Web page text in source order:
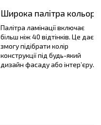
Широка палітра
Палітра ламінації включає
більш ніж 40 відтінків. Це дає
змогу підібрати колір
конструкції під будь-який
дизайн фасаду або інтер’єру.